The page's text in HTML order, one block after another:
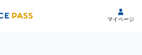
マイページ